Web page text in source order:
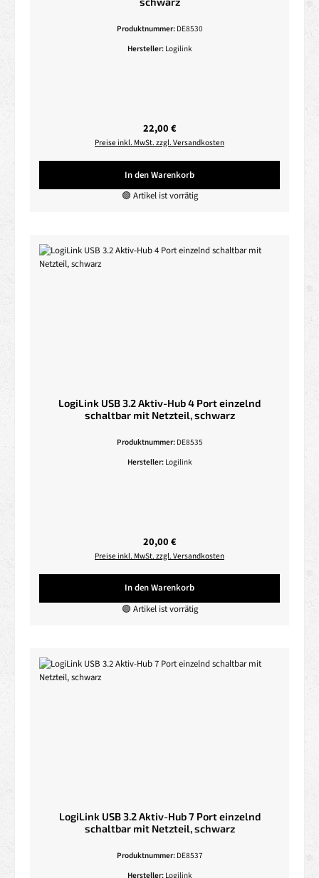
Produktnummer: DE8530
Hersteller: Logilink
Regulärer Preis:
22,00 €
Preise inkl. MwSt. zzgl. Versandkosten
In den Warenkorb
🟢 Artikel ist vorrätig
LogiLink USB 3.2 Aktiv-Hub 4 Port einzelnd
schaltbar mit Netzteil, schwarz
Produktnummer: DE8535
Hersteller: Logilink
Regulärer Preis:
20,00 €
Preise inkl. MwSt. zzgl. Versandkosten
In den Warenkorb
🟢 Artikel ist vorrätig
LogiLink USB 3.2 Aktiv-Hub 7 Port einzelnd
schaltbar mit Netzteil, schwarz
Produktnummer: DE8537
Hersteller: Logilink